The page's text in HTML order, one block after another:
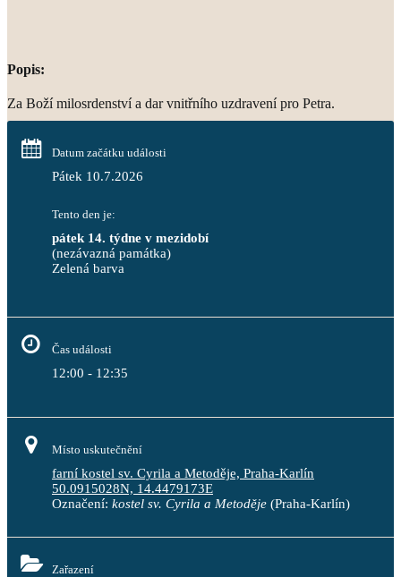
Popis:
Za Boží milosrdenství a dar vnitřního uzdravení pro Petra.
Datum začátku události
Pátek 10.7.2026
Tento den je:
pátek 14. týdne v mezidobí
(nezávazná památka)
Zelená barva
Čas události
12:00 - 12:35
Místo uskutečnění
farní kostel sv. Cyrila a Metoděje, Praha-Karlín
50.0915028N, 14.4479173E
Označení: kostel sv. Cyrila a Metoděje (Praha-Karlín)
Zařazení